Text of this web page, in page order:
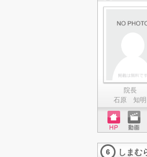
院長
石原 知明
ホーム
ページ
動画
6 しまむ